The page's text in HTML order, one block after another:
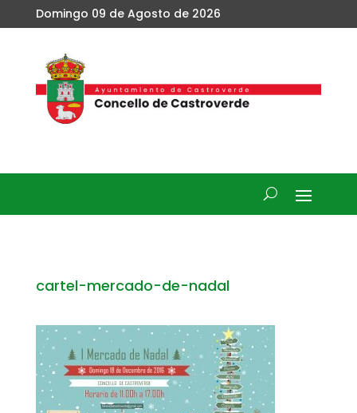
Domingo 09 de Agosto de 2026
cartel-mercado-de-nadal